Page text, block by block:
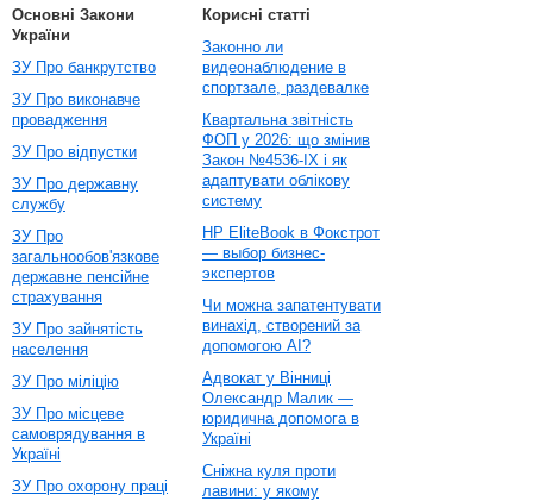
Основні Закони
України
ЗУ Про банкрутство
ЗУ Про виконавче
провадження
ЗУ Про відпустки
ЗУ Про державну
службу
ЗУ Про
загальнообов'язкове
державне пенсійне
страхування
ЗУ Про зайнятість
населення
ЗУ Про міліцію
ЗУ Про місцеве
самоврядування в
Україні
ЗУ Про охорону праці
Корисні статті
Законно ли
видеонаблюдение в
спортзале, раздевалке
Квартальна звітність
ФОП у 2026: що змінив
Закон №4536-IX і як
адаптувати облікову
систему
HP EliteBook в Фокстрот
— выбор бизнес-
экспертов
Чи можна запатентувати
винахід, створений за
допомогою AI?
Адвокат у Вінниці
Олександр Малик —
юридична допомога в
Україні
Сніжна куля проти
лавини: у якому